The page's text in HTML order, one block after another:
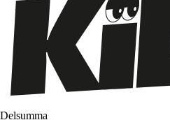
Delsumma